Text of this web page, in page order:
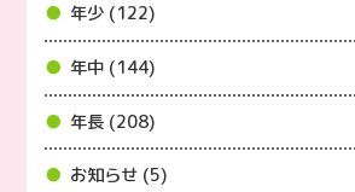
年少 (122)
年中 (144)
年長 (208)
お知らせ (5)